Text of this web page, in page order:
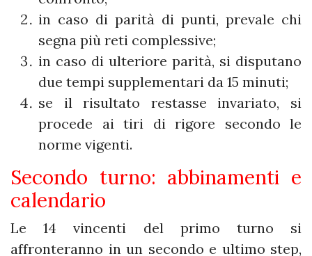
in caso di parità di punti, prevale chi
segna più reti complessive;
in caso di ulteriore parità, si disputano
due tempi supplementari da 15 minuti;
se il risultato restasse invariato, si
procede ai tiri di rigore secondo le
norme vigenti.
Secondo turno: abbinamenti e
calendario
Le 14 vincenti del primo turno si
affronteranno in un secondo e ultimo step,